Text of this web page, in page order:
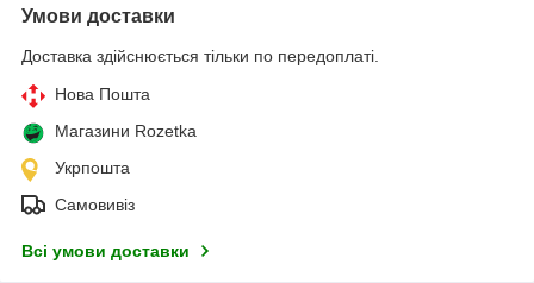
Умови доставки
Доставка здійснюється тільки по передоплаті.
Нова Пошта
Магазини Rozetka
Укрпошта
Самовивіз
Всі умови доставки